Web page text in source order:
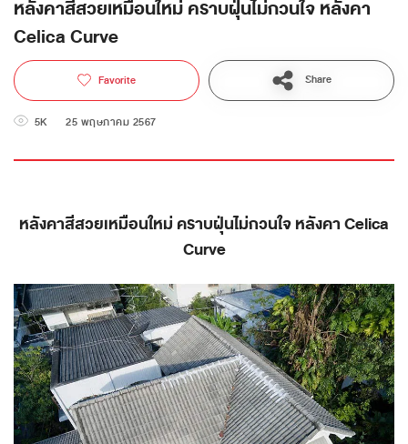
หลังคาสีสวยเหมือนใหม่ คราบฝุ่นไม่กวนใจ หลังคา
Celica Curve
Favorite Share
5K 25 พฤษภาคม 2567
หลังคาสีสวยเหมือนใหม่ คราบฝุ่นไม่กวนใจ หลังคา Celica
Curve